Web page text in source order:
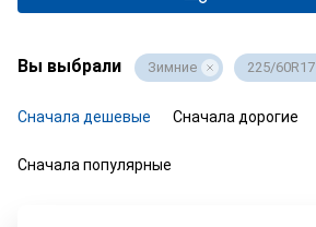
Вы выбрали Зимние 225/60R17
Сначала дешевые Сначала дорогие
Сначала популярные